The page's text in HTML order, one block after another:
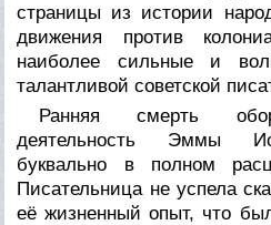
страницы из истории
движения против
наиболее сильные и
талантливой советской
Ранняя смерть
деятельность Эммы
буквально в полном
Писательница не успела
её жизненный опыт, что